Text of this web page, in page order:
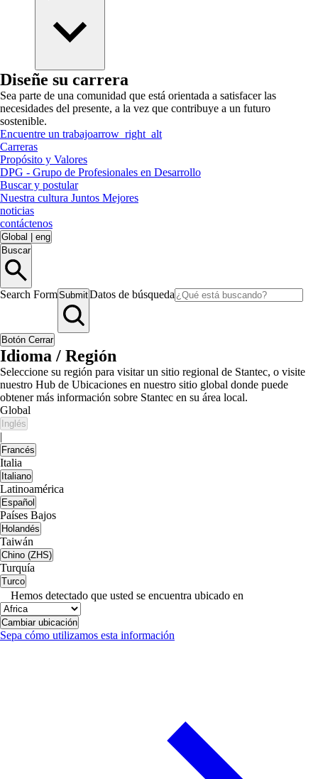
Diseñe su carrera
Sea parte de una comunidad que está orientada a satisfacer las
necesidades del presente, a la vez que contribuye a un futuro
sostenible.
Encuentre un trabajoarrow_right_alt
Carreras
Propósito y Valores
DPG - Grupo de Profesionales en Desarrollo
Buscar y postular
Nuestra cultura Juntos Mejores
noticias
contáctenos
Global
eng
Buscar
Search FormSubmitDatos de búsqueda
Botón Cerrar
Idioma / Región
Seleccione su región para visitar un sitio regional de Stantec, o visite
nuestro Hub de Ubicaciones en nuestro sitio global donde puede
obtener más información sobre Stantec en su área local.
Global
Inglés
|
Francés
Italia
Italiano
Latinoamérica
Español
Países Bajos
Holandés
Taiwán
Chino (ZHS)
Turquía
Turco
Hemos detectado que usted se encuentra ubicado en
Cambiar ubicación
Sepa cómo utilizamos esta información